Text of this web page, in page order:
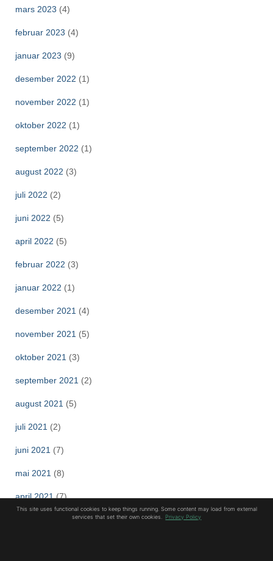
mars 2023 (4)
februar 2023 (4)
januar 2023 (9)
desember 2022 (1)
november 2022 (1)
oktober 2022 (1)
september 2022 (1)
august 2022 (3)
juli 2022 (2)
juni 2022 (5)
april 2022 (5)
februar 2022 (3)
januar 2022 (1)
desember 2021 (4)
november 2021 (5)
oktober 2021 (3)
september 2021 (2)
august 2021 (5)
juli 2021 (2)
juni 2021 (7)
mai 2021 (8)
april 2021(7)
This site uses functional cookies to keep things running. Some content may load from external
services that set their own cookies.
Privacy Policy